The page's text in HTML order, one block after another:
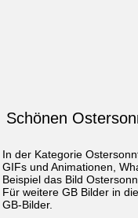
Schönen
In der Kategorie
GIFs und Animationen,
Beispiel das Bild
Für weitere GB Bilder in
GB-Bilder.